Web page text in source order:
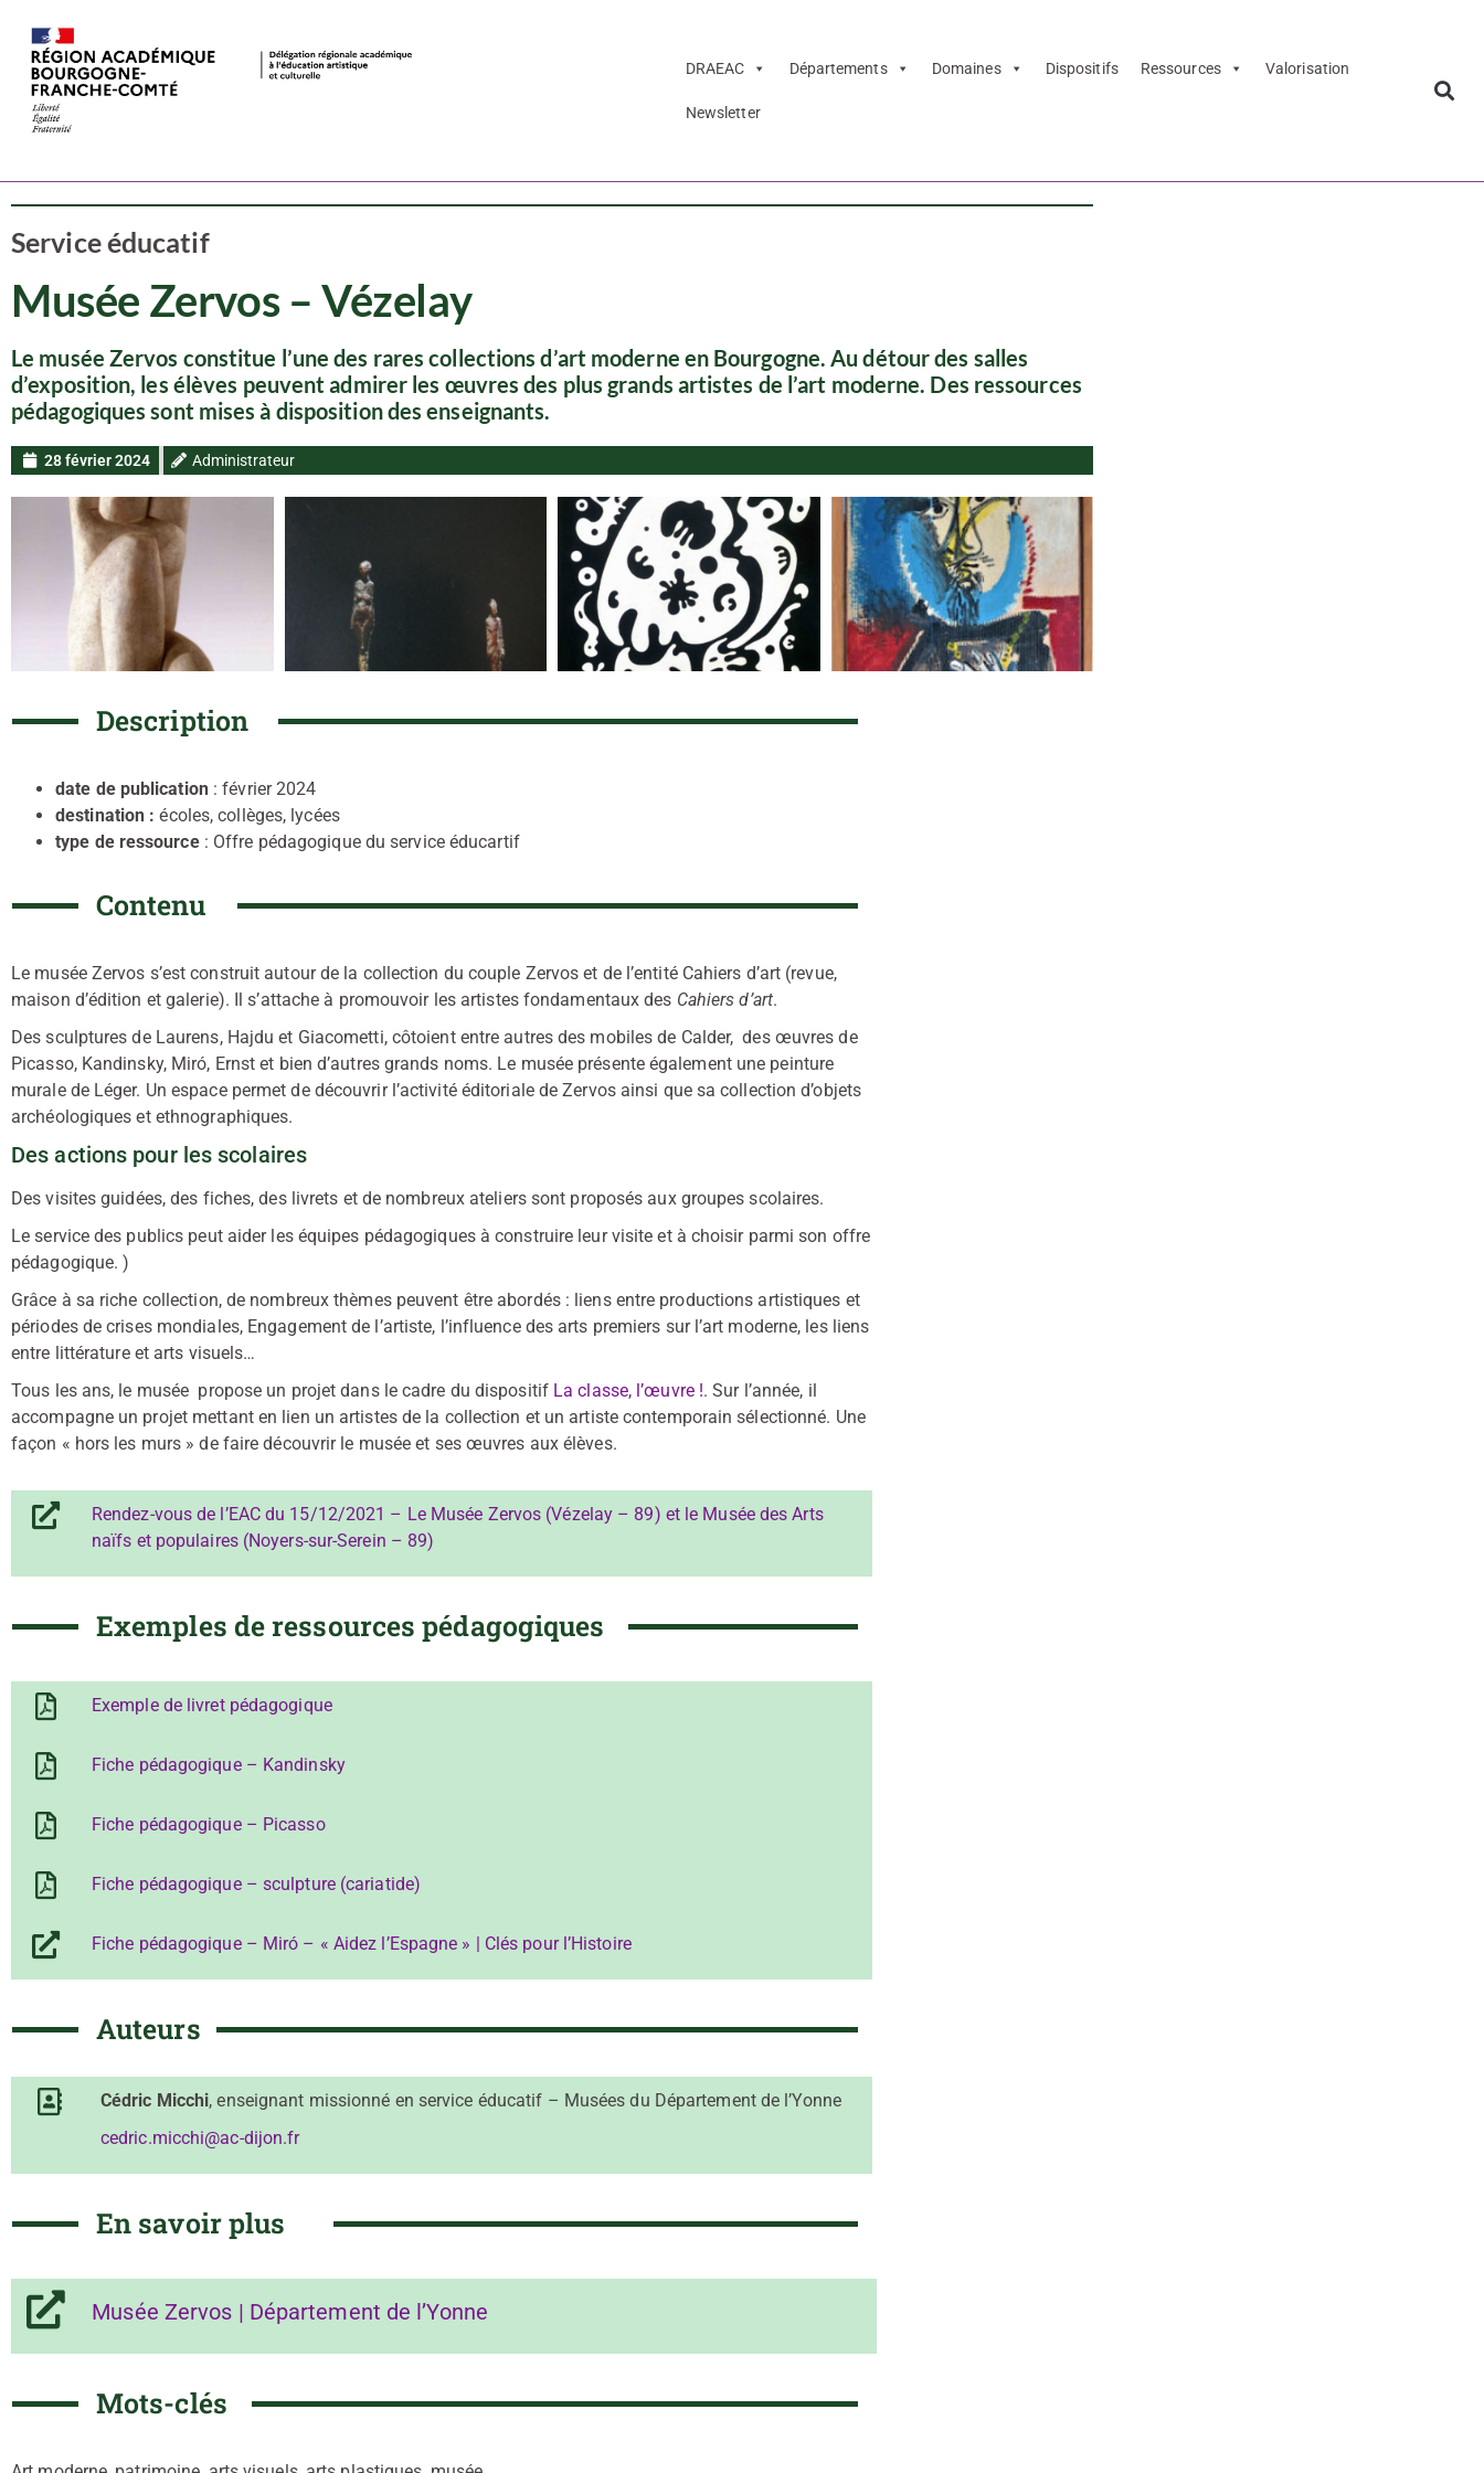
DRAEAC Départements Domaines Dispositifs Ressources Valorisation
Newsletter
Service éducatif
Musée Zervos – Vézelay
Le musée Zervos constitue l’une des rares collections d’art moderne en Bourgogne. Au détour des salles
d’exposition, les élèves peuvent admirer les œuvres des plus grands artistes de l’art moderne. Des ressources
pédagogiques sont mises à disposition des enseignants.
28 février 2024 Administrateur
Description
date de publication: février 2024
destination :écoles, collèges, lycées
type de ressource: Offre pédagogique du service éducartif
Contenu
Le musée Zervos s’est construit autour de la collection du couple Zervos et de l’entité Cahiers d’art (revue,
maison d’édition et galerie). Il s’attache à promouvoir les artistes fondamentaux des Cahiers d’art.
Des sculptures de Laurens, Hajdu et Giacometti, côtoient entre autres des mobiles de Calder, des œuvres de
Picasso, Kandinsky, Miró, Ernst et bien d’autres grands noms. Le musée présente également une peinture
murale de Léger. Un espace permet de découvrir l’activité éditoriale de Zervos ainsi que sa collection d’objets
archéologiques et ethnographiques.
Des actions pour les scolaires
Des visites guidées, des fiches, des livrets et de nombreux ateliers sont proposés aux groupes scolaires.
Le service des publics peut aider les équipes pédagogiques à construire leur visite et à choisir parmi son offre
pédagogique. )
Grâce à sa riche collection, de nombreux thèmes peuvent être abordés : liens entre productions artistiques et
périodes de crises mondiales, Engagement de l’artiste, l’influence des arts premiers sur l’art moderne, les liens
entre littérature et arts visuels…
Tous les ans, le musée propose un projet dans le cadre du dispositif La classe, l’œuvre !. Sur l’année, il
accompagne un projet mettant en lien un artistes de la collection et un artiste contemporain sélectionné. Une
façon « hors les murs » de faire découvrir le musée et ses œuvres aux élèves.
Rendez-vous de l’EAC du 15/12/2021 – Le Musée Zervos (Vézelay – 89) et le Musée des Arts
naïfs et populaires (Noyers-sur-Serein – 89)
Exemples de ressources pédagogiques
Exemple de livret pédagogique
Fiche pédagogique – Kandinsky
Fiche pédagogique – Picasso
Fiche pédagogique – sculpture (cariatide)
Fiche pédagogique – Miró – « Aidez l’Espagne » | Clés pour l’Histoire
Auteurs
Cédric Micchi, enseignant missionné en service éducatif – Musées du Département de l’Yonne
cedric.micchi@ac-dijon.fr
En savoir plus
Musée Zervos | Département de l’Yonne
Mots-clés